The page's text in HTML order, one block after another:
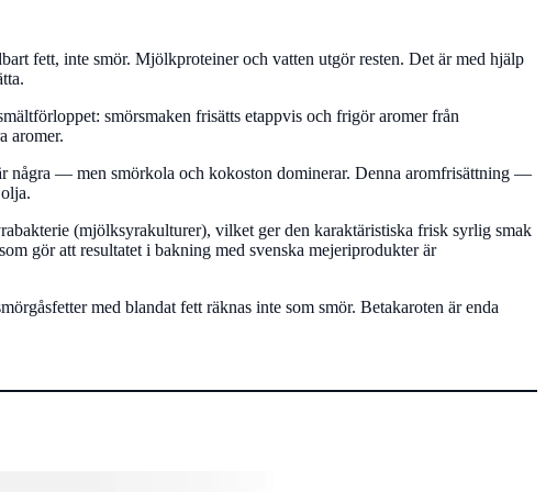
fett, inte smör. Mjölkproteiner och vatten utgör resten. Det är med hjälp
smörsmaken frisätts etappvis och frigör aromer från
aromer.
några — men smörkola och kokoston dominerar. Denna aromfrisättning —
(mjölksyrakulturer), vilket ger den karaktäristiska frisk syrlig smak
gör att resultatet i bakning med svenska mejeriprodukter är
med blandat fett räknas inte som smör. Betakaroten är enda